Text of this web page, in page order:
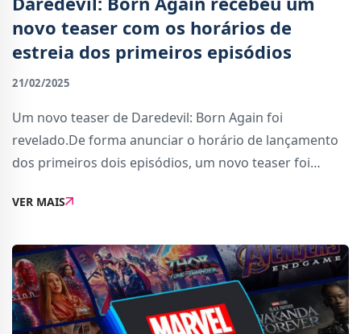
novo teaser com os horários de
estreia dos primeiros episódios
21/02/2025
Um novo teaser de Daredevil: Born Again foi
revelado.De forma anunciar o horário de lançamento
dos primeiros dois episódios, um novo teaser foi
segundos, o vídeo apenas oferece uma visão geral d
VER MAIS